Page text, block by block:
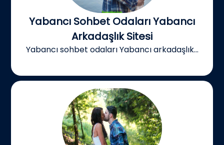
Yabancı Sohbet Odaları Yabancı
Arkadaşlık Sitesi
Yabancı sohbet odaları Yabancı arkadaşlık...